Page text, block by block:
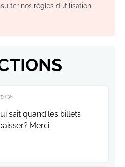
nos règles d’utilisation.
sait quand les billets
Merci